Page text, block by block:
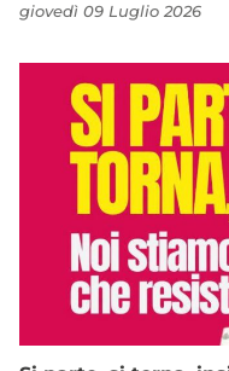
giovedì 09 Luglio 2026